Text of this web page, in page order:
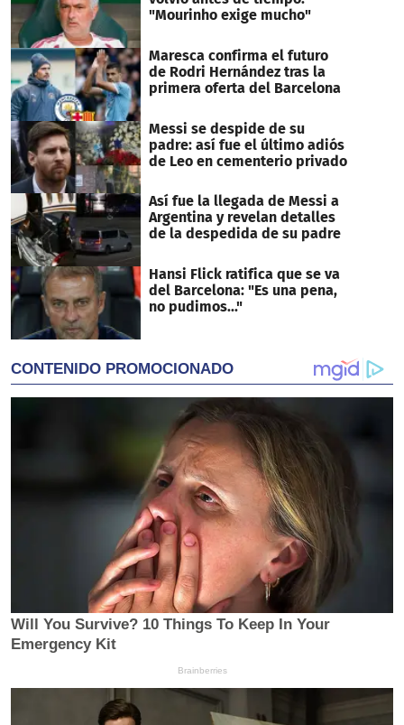
"Mourinho exige mucho"
Maresca confirma el futuro
de Rodri Hernández tras la
primera oferta del Barcelona
Messi se despide de su
padre: así fue el último adiós
de Leo en cementerio privado
Así fue la llegada de Messi a
Argentina y revelan detalles
de la despedida de su padre
Hansi Flick ratifica que se va
del Barcelona: "Es una pena,
no pudimos..."